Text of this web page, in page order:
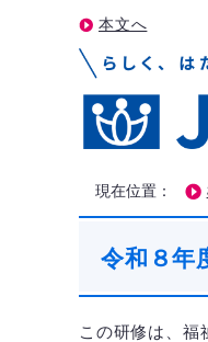
本文へ
現在位置：
令和８年
この研修は、福